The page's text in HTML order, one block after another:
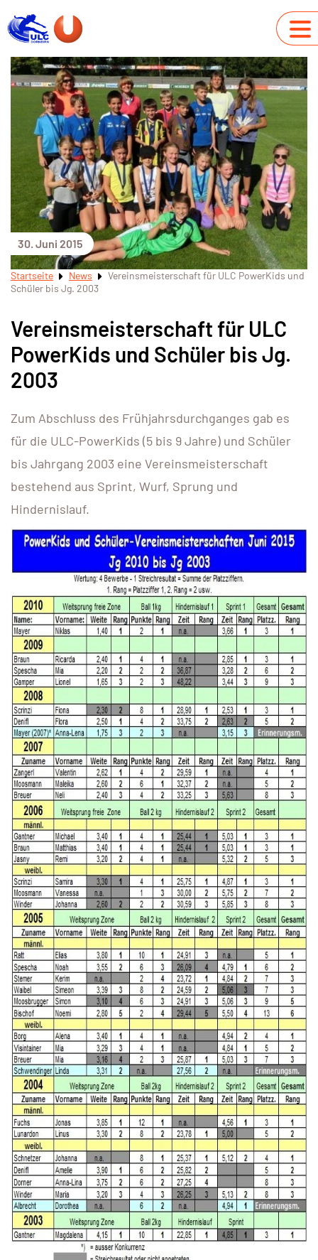
30. Juni 2015
Startseite News
Vereinsmeisterschaft für ULC PowerKids und
Schüler bis Jg. 2003
Vereinsmeisterschaft für ULC
PowerKids und Schüler bis Jg.
2003
Zum Abschluss des Frühjahrsdurchganges gab es
für die ULC-PowerKids (5 bis 9 Jahre) und Schüler
bis Jahrgang 2003 eine Vereinsmeisterschaft
bestehend aus Sprint, Wurf, Sprung und
Hindernislauf.